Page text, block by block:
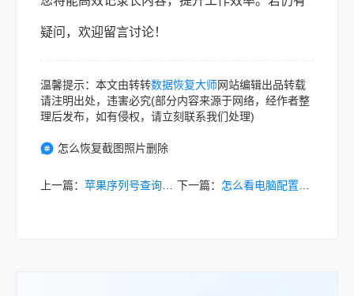
疑问，欢迎留言讨论！
温馨提示：本文由转转数据恢复大师网站编辑出品转载
请注明出处，违害必究(部分内容来源于网络，经作者整
理后发布，如有侵权，请立刻联系我们处理)
怎么恢复截图照片删除
上一篇： 苹果序列号查询的7种常用方法（2026年最新指南） 下一篇： 怎么看电脑配置？全面指南（2026年最新）！